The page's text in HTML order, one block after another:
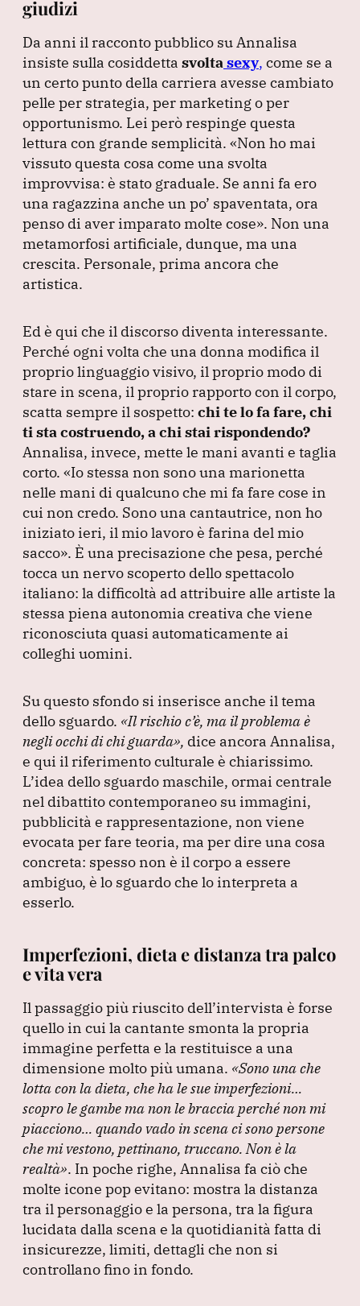
giudizi
Da anni il racconto pubblico su Annalisa
insiste sulla cosiddetta svolta sexy, come se a
un certo punto della carriera avesse cambiato
pelle per strategia, per marketing o per
opportunismo. Lei però respinge questa
lettura con grande semplicità. «Non ho mai
vissuto questa cosa come una svolta
improvvisa: è stato graduale. Se anni fa ero
una ragazzina anche un po’ spaventata, ora
penso di aver imparato molte cose». Non una
metamorfosi artificiale, dunque, ma una
crescita. Personale, prima ancora che
artistica.
Ed è qui che il discorso diventa interessante.
Perché ogni volta che una donna modifica il
proprio linguaggio visivo, il proprio modo di
stare in scena, il proprio rapporto con il corpo,
scatta sempre il sospetto: chi te lo fa fare, chi
ti sta costruendo, a chi stai rispondendo?
Annalisa, invece, mette le mani avanti e taglia
corto. «Io stessa non sono una marionetta
nelle mani di qualcuno che mi fa fare cose in
cui non credo. Sono una cantautrice, non ho
iniziato ieri, il mio lavoro è farina del mio
sacco». È una precisazione che pesa, perché
tocca un nervo scoperto dello spettacolo
italiano: la difficoltà ad attribuire alle artiste la
stessa piena autonomia creativa che viene
riconosciuta quasi automaticamente ai
colleghi uomini.
Su questo sfondo si inserisce anche il tema
dello sguardo. «Il rischio c’è, ma il problema è
negli occhi di chi guarda», dice ancora Annalisa,
e qui il riferimento culturale è chiarissimo.
L’idea dello sguardo maschile, ormai centrale
nel dibattito contemporaneo su immagini,
pubblicità e rappresentazione, non viene
evocata per fare teoria, ma per dire una cosa
concreta: spesso non è il corpo a essere
ambiguo, è lo sguardo che lo interpreta a
esserlo.
Imperfezioni, dieta e distanza tra palco
e vita vera
Il passaggio più riuscito dell’intervista è forse
quello in cui la cantante smonta la propria
immagine perfetta e la restituisce a una
dimensione molto più umana. «Sono una che
lotta con la dieta, che ha le sue imperfezioni…
scopro le gambe ma non le braccia perché non mi
piacciono… quando vado in scena ci sono persone
che mi vestono, pettinano, truccano. Non è la
realtà». In poche righe, Annalisa fa ciò che
molte icone pop evitano: mostra la distanza
tra il personaggio e la persona, tra la figura
lucidata dalla scena e la quotidianità fatta di
insicurezze, limiti, dettagli che non si
controllano fino in fondo.